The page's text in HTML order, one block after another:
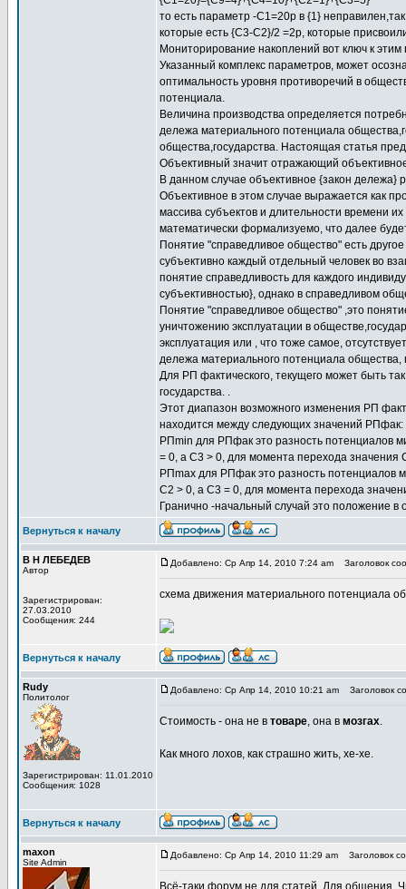
то есть параметр -С1=20р в {1}
которые есть {С3-С2}/2 =2р, которые
Мониторирование накоплений вот ключ к
Указанный комплекс параметров, может
оптимальность уровня противоречий в
потенциала.
Величина производства определяется
дележа материального потенциала
общества,государства. Настоящая статья
Объективный значит отражающий
В данном случае объективное {закон дележа}
Объективное в этом случае выражается как
массива субъектов и длительности времени
математически формализуемо, что далее
Понятие "справедливое общество" есть
субъективно каждый отдельный человек во
понятие справедливость для каждого
субъективностью}, однако в справедливом
Понятие "справедливое общество" ,это
уничтожению эксплуатации в
эксплуатация или , что тоже самое,
дележа материального потенциала общества,
Для РП фактического, текущего может быть
государства. .
Этот диапазон возможного изменения РП
находится между следующих значений
РПmin для РПфак это разность потенциалов
= 0, а С3 > 0, для момента перехода значения
РПmax для РПфак это разность потенциалов
С2 > 0, а С3 = 0, для момента перехода
Гранично -начальный случай это положение в
Вернуться к началу
В Н ЛЕБЕДЕВ
Автор
Зарегистрирован:
27.03.2010
Сообщения: 244
Добавлено: Ср Апр 14, 2010 7:24 am Заголовок
схема движения материального потенциала
Вернуться к началу
Rudy
Политолог
Зарегистрирован: 11.01.2010
Сообщения: 1028
Добавлено: Ср Апр 14, 2010 10:21 am Заголовок
Стоимость - она не в товаре, она в мозгах.
Как много лохов, как страшно жить, хе-хе.
Вернуться к началу
maxon
Site Admin
Добавлено: Ср Апр 14, 2010 11:29 am Заголовок
Всё-таки форум не для статей. Для общения.